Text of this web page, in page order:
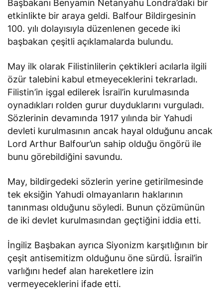
Başbakanı Benyamin Netanyahu Londra’daki bir
etkinlikte bir araya geldi. Balfour Bildirgesinin
100. yılı dolayısıyla düzenlenen gecede iki
başbakan çeşitli açıklamalarda bulundu.
May ilk olarak Filistinlilerin çektikleri acılarla ilgili
özür talebini kabul etmeyeceklerini tekrarladı.
Filistin’in işgal edilerek İsrail’in kurulmasında
oynadıkları rolden gurur duyduklarını vurguladı.
Sözlerinin devamında 1917 yılında bir Yahudi
devleti kurulmasının ancak hayal olduğunu ancak
Lord Arthur Balfour’un sahip olduğu öngörü ile
bunu görebildiğini savundu.
May, bildirgedeki sözlerin yerine getirilmesinde
tek eksiğin Yahudi olmayanların haklarının
tanınması olduğunu söyledi. Bunun çözümünün
de iki devlet kurulmasından geçtiğini iddia etti.
İngiliz Başbakan ayrıca Siyonizm karşıtlığının bir
çeşit antisemitizm olduğunu öne sürdü. İsrail’in
varlığını hedef alan hareketlere izin
vermeyeceklerini ifade etti.